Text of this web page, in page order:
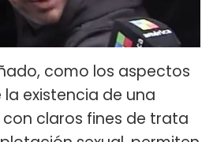
como los aspectos
existencia de una
claros fines de trata